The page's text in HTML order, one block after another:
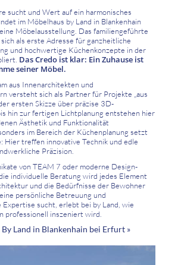
sucht und Wert auf ein harmonisches
im Möbelhaus by Land in Blankenhain
Möbelausstellung. Das familiengeführte
als erste Adresse für ganzheitliche
und hochwertige Küchenkonzepte in der
Das Credo ist klar: Ein Zuhause ist
seiner Möbel.
aus Innenarchitekten und
versteht sich als Partner für Projekte „aus
ersten Skizze über präzise 3D-
hin zur fertigen Lichtplanung entstehen hier
Ästhetik und Funktionalität
im Bereich der Küchenplanung setzt
Hier treffen innovative Technik und edle
Präzision.
von TEAM 7 oder moderne Design-
individuelle Beratung wird jedes Element
und die Bedürfnisse der Bewohner
persönliche Betreuung und
sucht, erlebt bei by Land, wie
professionell inszeniert wird.
Land in Blankenhain bei Erfurt »